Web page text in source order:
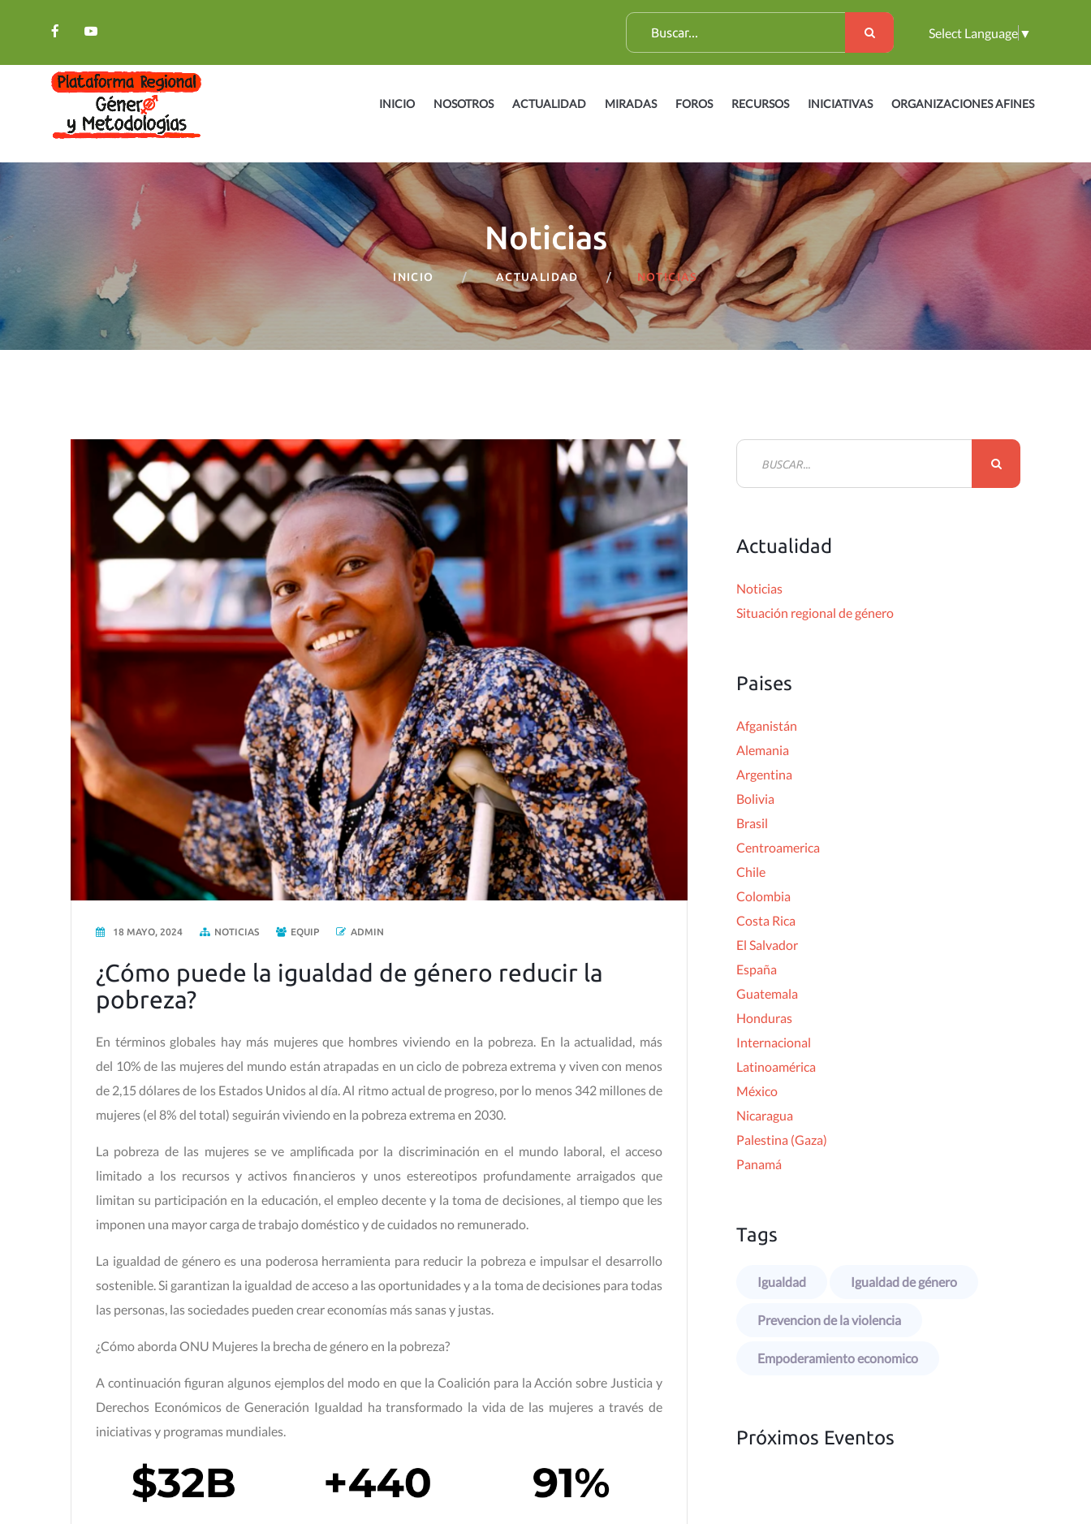
B
u
c
:
Select Language ▼
INICIO NOSOTROS ACTUALIDAD MIRADAS FOROS RECURSOS INICIATIVAS ORGANIZACIONES AFINES
Noticias
INICIO ACTUALIDAD NOTICIAS
18 MAYO, 2024 NOTICIAS EQUIP ADMIN
¿Cómo puede la igualdad de género reducir la
pobreza?
En términos globales hay más mujeres que hombres viviendo en la pobreza. En la actualidad, más
del 10% de las mujeres del mundo están atrapadas en un ciclo de pobreza extrema y viven con menos
de 2,15 dólares de los Estados Unidos al día. Al ritmo actual de progreso, por lo menos 342 millones de
mujeres (el 8% del total) seguirán viviendo en la pobreza extrema en 2030.
La pobreza de las mujeres se ve amplificada por la discriminación en el mundo laboral, el acceso
limitado a los recursos y activos financieros y unos estereotipos profundamente arraigados que
limitan su participación en la educación, el empleo decente y la toma de decisiones, al tiempo que les
imponen una mayor carga de trabajo doméstico y de cuidados no remunerado.
La igualdad de género es una poderosa herramienta para reducir la pobreza e impulsar el desarrollo
sostenible. Si garantizan la igualdad de acceso a las oportunidades y a la toma de decisiones para todas
las personas, las sociedades pueden crear economías más sanas y justas.
¿Cómo aborda ONU Mujeres la brecha de género en la pobreza?
A continuación figuran algunos ejemplos del modo en que la Coalición para la Acción sobre Justicia y
Derechos Económicos de Generación Igualdad ha transformado la vida de las mujeres a través de
iniciativas y programas mundiales.
B
a
:
Actualidad
Noticias
Situación regional de género
Paises
Afganistán
Alemania
Argentina
Bolivia
Brasil
Centroamerica
Chile
Colombia
Costa Rica
El Salvador
España
Guatemala
Honduras
Internacional
Latinoamérica
México
Nicaragua
Palestina (Gaza)
Panamá
Tags
Igualdad Igualdad de género
Prevencion de la violencia
Empoderamiento economico
Próximos Eventos